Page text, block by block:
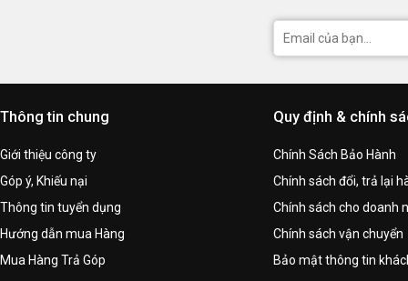
EK-Matrix7 Support – For Perfect Loop Planning
Straightforward Tube Bending & Loop Planning
Seamless Vertical & Horizontal GPU Mounting –
effort.
Thông tin chung
Giới thiệu công ty
Góp ý, Khiếu nại
Thông tin tuyển dụng
Hướng dẫn mua Hàng
Mua Hàng Trả Góp
Quy định & chính
Chính Sách Bảo Hành
Chính sách đổi, trả lại
Chính sách cho doanh
Chính sách vận chuyển
Bảo mật thông tin